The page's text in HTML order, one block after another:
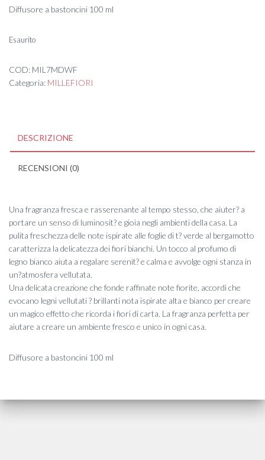
Diffusore a bastoncini 100 ml
Esaurito
COD: MIL7MDWF
Categoria: MILLEFIORI
DESCRIZIONE
RECENSIONI (0)
Una fragranza fresca e rasserenante al tempo stesso, che aiuter? a
portare un senso di luminosit? e gioia negli ambienti della casa. La
pulita freschezza delle note ispirate alle foglie di t? verde al bergamotto
caratterizza la delicatezza dei fiori bianchi. Un tocco al profumo di
legno bianco aiuta a regalare serenit? e calma e avvolge ogni stanza in
un?atmosfera vellutata.
Una delicata creazione che fonde raffinate note fiorite, accordi che
evocano legni vellutati ? brillanti nota ispirate alta e bianco per creare
un magico effetto che ricorda i fiori di carta. La fragranza perfetta per
aiutare a creare un ambiente fresco e unico in ogni casa.
Diffusore a bastoncini 100 ml